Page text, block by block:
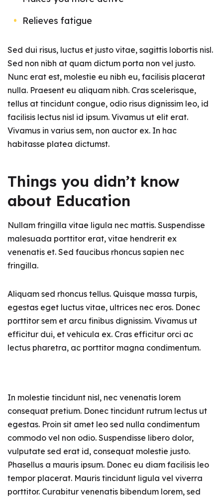
Relieves fatigue
Sed dui risus, luctus et justo vitae, sagittis lobortis nisl.
Sed non nibh at quam dictum porta non vel justo.
Nunc erat est, molestie eu nibh eu, facilisis placerat
nulla. Praesent eu aliquam nibh. Cras scelerisque,
tellus at tincidunt congue, odio risus dignissim leo, id
facilisis lectus nisl id ipsum. Vivamus ut elit erat.
Vivamus in varius sem, non auctor ex. In hac
habitasse platea dictumst.
Things you didn’t know
about Education
Nullam fringilla vitae ligula nec mattis. Suspendisse
malesuada porttitor erat, vitae hendrerit ex
venenatis et. Sed faucibus rhoncus sapien nec
fringilla.
Aliquam sed rhoncus tellus. Quisque massa turpis,
egestas eget luctus vitae, ultrices nec eros. Donec
porttitor sem et arcu finibus dignissim. Vivamus ut
efficitur dui, et vehicula ex. Cras efficitur orci ac
lectus pharetra, ac porttitor magna condimentum.
In molestie tincidunt nisl, nec venenatis lorem
consequat pretium. Donec tincidunt rutrum lectus ut
egestas. Proin sit amet leo sed nulla condimentum
commodo vel non odio. Suspendisse libero dolor,
vulputate sed erat id, consequat molestie justo.
Phasellus a mauris ipsum. Donec eu diam facilisis leo
tempor placerat. Mauris tincidunt ligula vel viverra
porttitor. Curabitur venenatis bibendum lorem, sed